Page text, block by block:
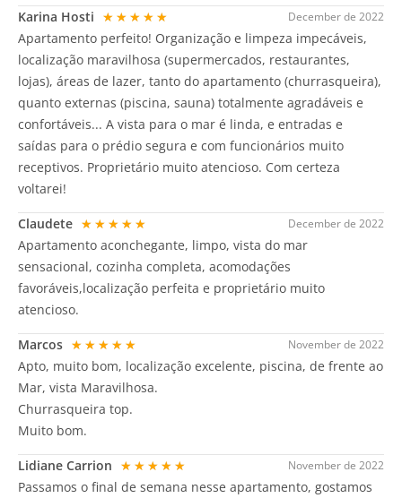
December de 2022
Karina Hosti ★★★★★
Apartamento perfeito! Organização e limpeza impecáveis,
localização maravilhosa (supermercados, restaurantes,
lojas), áreas de lazer, tanto do apartamento (churrasqueira),
quanto externas (piscina, sauna) totalmente agradáveis e
confortáveis... A vista para o mar é linda, e entradas e
saídas para o prédio segura e com funcionários muito
receptivos. Proprietário muito atencioso. Com certeza
voltarei!
December de 2022
Claudete ★★★★★
Apartamento aconchegante, limpo, vista do mar
sensacional, cozinha completa, acomodações
favoráveis,localização perfeita e proprietário muito
atencioso.
November de 2022
Marcos ★★★★★
Apto, muito bom, localização excelente, piscina, de frente ao
Mar, vista Maravilhosa.
Churrasqueira top.
Muito bom.
November de 2022
Lidiane Carrion ★★★★★
Passamos o final de semana nesse apartamento, gostamos